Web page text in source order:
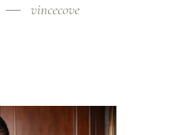
vincecove